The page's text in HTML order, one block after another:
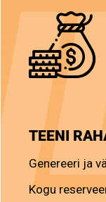
TEENI
Genereeri ja
Kogu